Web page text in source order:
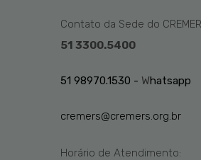
Contato da Sede do
51 3300.5400
51 98970.1530 - Whatsapp
cremers@cremers.org.br
Horário de Atendimento: